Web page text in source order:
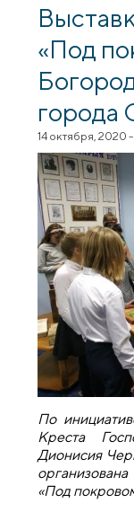
«Под
города
14 октября, 2020
По
Креста
Дионисия
«Под